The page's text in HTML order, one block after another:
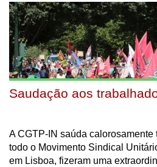
Saudação aos
A CGTP-IN saúda
todo o Movimento Sindical
em Lisboa, fizeram uma